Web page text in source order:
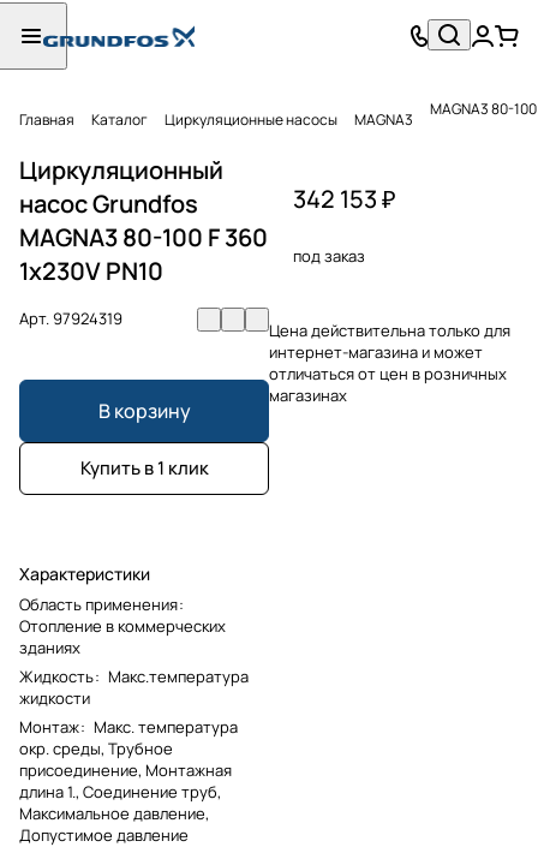
Главная Каталог Циркуляционные насосы MAGNA3 MAGNA3 80-
Циркуляционный
насос Grundfos
MAGNA3 80-100 F 360
1x230V PN10
Арт.97924319
В корзину
Купить в 1 клик
Характеристики
Область применения:
Отопление в коммерческих
зданиях
Жидкость: Макс.температура
жидкости
Монтаж: Макс. температура
окр. среды, Трубное
присоединение, Монтажная
длина 1., Соединение труб,
Максимальное давление,
Допустимое давление
342 153 ₽
под заказ
Цена действительна только для
интернет-магазина и может
отличаться от цен в розничных
магазинах